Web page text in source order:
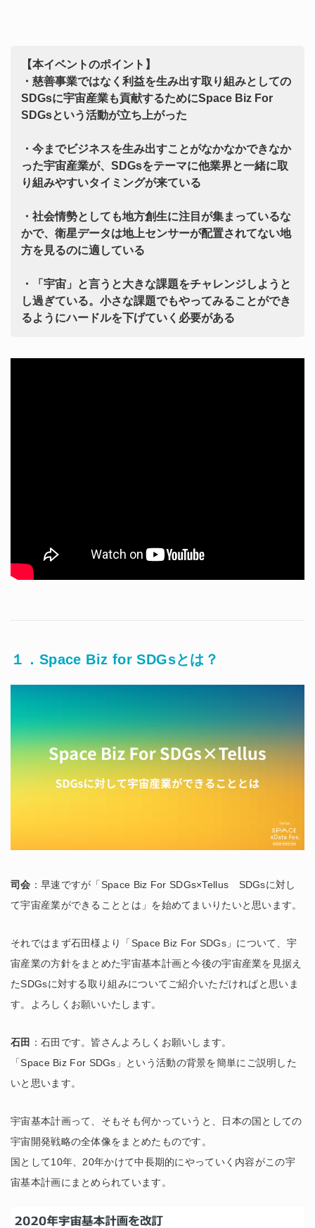
【本イベントのポイント】
・慈善事業ではなく利益を生み出す取り組みとしての
SDGsに宇宙産業も貢献するためにSpace Biz For
SDGsという活動が立ち上がった
・今までビジネスを生み出すことがなかなかできなか
った宇宙産業が、SDGsをテーマに他業界と一緒に取
り組みやすいタイミングが来ている
・社会情勢としても地方創生に注目が集まっているな
かで、衛星データは地上センサーが配置されてない地
方を見るのに適している
・「宇宙」と言うと大きな課題をチャレンジしようと
し過ぎている。小さな課題でもやってみることができ
るようにハードルを下げていく必要がある
１．Space Biz for SDGsとは？
司会 ：早速ですが「Space Biz For SDGs×Tellus SDGsに対し
て宇宙産業ができることとは」を始めてまいりたいと思います。
それではまず石田様より「Space Biz For SDGs」について、宇
宙産業の方針をまとめた宇宙基本計画と今後の宇宙産業を見据え
たSDGsに対する取り組みについてご紹介いただければと思いま
す。よろしくお願いいたします。
石田
：石田です。皆さんよろしくお願いします。
「Space Biz For SDGs」という活動の背景を簡単にご説明した
いと思います。
宇宙基本計画って、そもそも何かっていうと、日本の国としての
宇宙開発戦略の全体像をまとめたものです。
国として10年、20年かけて中長期的にやっていく内容がこの宇
宙基本計画にまとめられています。